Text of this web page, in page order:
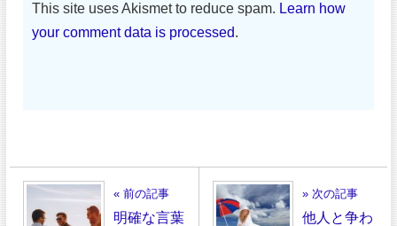
This site uses Akismet to reduce spam. Learn how
your comment data is processed.
« 前の記事
明確な言葉
» 次の記事
他人と争わ